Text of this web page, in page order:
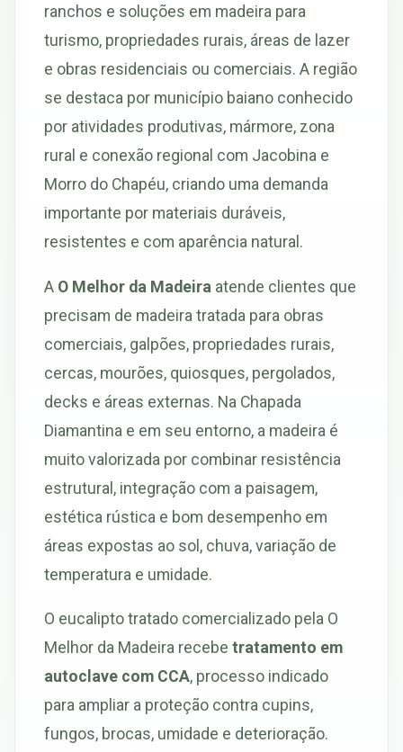
ranchos e soluções em madeira para
turismo, propriedades rurais, áreas de lazer
e obras residenciais ou comerciais. A região
se destaca por município baiano conhecido
por atividades produtivas, mármore, zona
rural e conexão regional com Jacobina e
Morro do Chapéu, criando uma demanda
importante por materiais duráveis,
resistentes e com aparência natural.
A O Melhor da Madeira atende clientes que
precisam de madeira tratada para obras
comerciais, galpões, propriedades rurais,
cercas, mourões, quiosques, pergolados,
decks e áreas externas. Na Chapada
Diamantina e em seu entorno, a madeira é
muito valorizada por combinar resistência
estrutural, integração com a paisagem,
estética rústica e bom desempenho em
áreas expostas ao sol, chuva, variação de
temperatura e umidade.
O eucalipto tratado comercializado pela O
Melhor da Madeira recebe tratamento em
autoclave com CCA, processo indicado
para ampliar a proteção contra cupins,
fungos, brocas, umidade e deterioração.